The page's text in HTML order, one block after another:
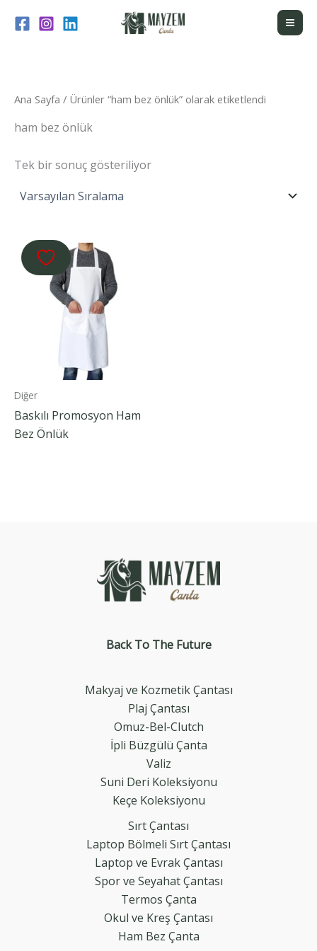
atla
Ana Sayfa / Ürünler “ham bez önlük” olarak etiketlendi
ham bez önlük
Tek bir sonuç gösteriliyor
Diğer
Baskılı Promosyon Ham
Bez Önlük
Back To The Future
Makyaj ve Kozmetik Çantası
Plaj Çantası
Omuz-Bel-Clutch
İpli Büzgülü Çanta
Valiz
Suni Deri Koleksiyonu
Keçe Koleksiyonu
Sırt Çantası
Laptop Bölmeli Sırt Çantası
Laptop ve Evrak Çantası
Spor ve Seyahat Çantası
Termos Çanta
Okul ve Kreş Çantası
Ham Bez Çanta